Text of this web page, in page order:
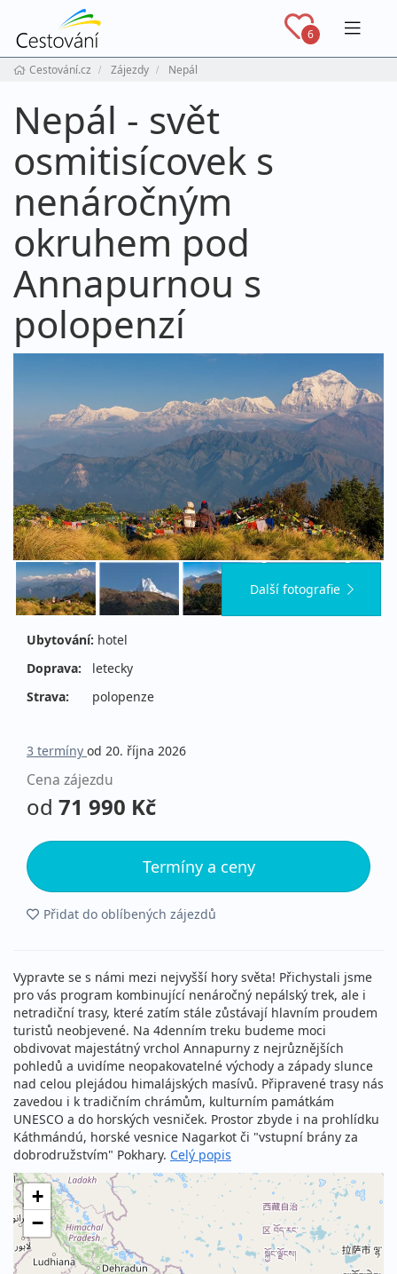
6
Cestování.cz Zájezdy Nepál
Nepál - svět
osmitisícovek s
nenáročným
okruhem pod
Annapurnou s
polopenzí
Další fotografie
Ubytování: hotel
Doprava:
letecky
Strava:
polopenze
3 termíny od 20. října 2026
Cena zájezdu
od 71 990 Kč
Termíny a ceny
Přidat do oblíbených zájezdů
Vypravte se s námi mezi nejvyšší hory světa! Přichystali jsme
pro vás program kombinující nenáročný nepálský trek, ale i
netradiční trasy, které zatím stále zůstávají hlavním proudem
turistů neobjevené. Na 4denním treku budeme moci
obdivovat majestátný vrchol Annapurny z nejrůznějších
pohledů a uvidíme neopakovatelné východy a západy slunce
nad celou plejádou himalájských masívů. Připravené trasy nás
zavedou i k tradičním chrámům, kulturním památkám
UNESCO a do horských vesniček. Prostor zbyde i na prohlídku
Káthmándú, horské vesnice Nagarkot či "vstupní brány za
dobrodružstvím" Pokhary. Celý popis
+
−